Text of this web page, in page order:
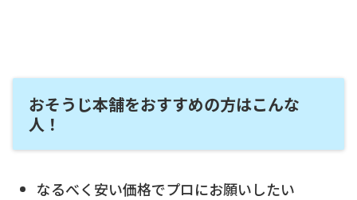
おそうじ本舗をおすすめの方はこんな
人！
なるべく安い価格でプロにお願いしたい